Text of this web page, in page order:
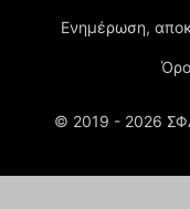
Ενημέρωση,
© 2019 - 2026